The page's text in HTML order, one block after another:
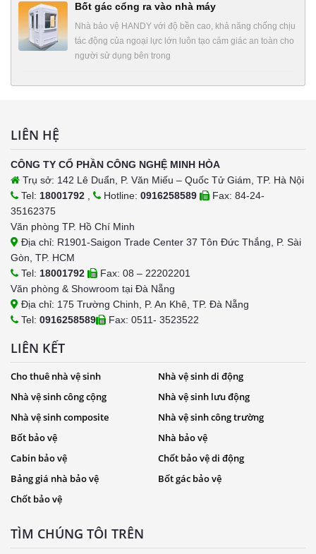
Bốt gác cổng ra vào nhà máy
Nhà bảo vệ HANDY với độ bền cao, khả năng chống chịu
tác động của ngoại lực lớn luôn tạo cảm giác an toàn cho
người sử dụng bên trong
LIÊN HỆ
CÔNG TY CỔ PHẦN CÔNG NGHỆ MINH HÒA
Trụ sở: 142 Lê Duẩn, P. Văn Miếu – Quốc Tử Giám, TP. Hà Nội
Tel: 18001792 Hotline: 0916258589
Fax: 84-24-
35162375
Văn phòng TP. Hồ Chí Minh
Địa chỉ: R1901-Saigon Trade Center 37 Tôn Đức Thắng, P. Sài
Gòn, TP. HCM
Tel: 18001792
Fax: 08 – 22202201
Văn phòng & Showroom tại Đà Nẵng
Địa chỉ: 175 Trường Chinh, P. An Khê, TP. Đà Nẵng
Tel: 0916258589 Fax: 0511- 3523522
LIÊN KẾT
Cho thuê nhà vệ sinh
Nhà vệ sinh di động
Nhà vệ sinh công cộng
Nhà vệ sinh lưu động
Nhà vệ sinh composite
Nhà vệ sinh công trường
Bốt bảo vệ
Nhà bảo vệ
Cabin bảo vệ
Chốt bảo vệ di động
Bảng giá nhà bảo vệ
Bốt gác bảo vệ
Chốt bảo vệ
TÌM CHÚNG TÔI TRÊN